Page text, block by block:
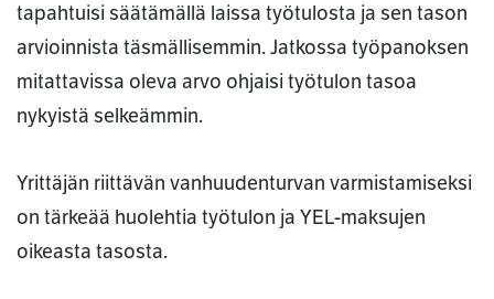
tapahtuisi säätämällä laissa työtulosta ja sen tason
arvioinnista täsmällisemmin. Jatkossa työpanoksen
mitattavissa oleva arvo ohjaisi työtulon tasoa
nykyistä selkeämmin.
Yrittäjän riittävän vanhuudenturvan varmistamiseksi
on tärkeää huolehtia työtulon ja YEL-maksujen
oikeasta tasosta.